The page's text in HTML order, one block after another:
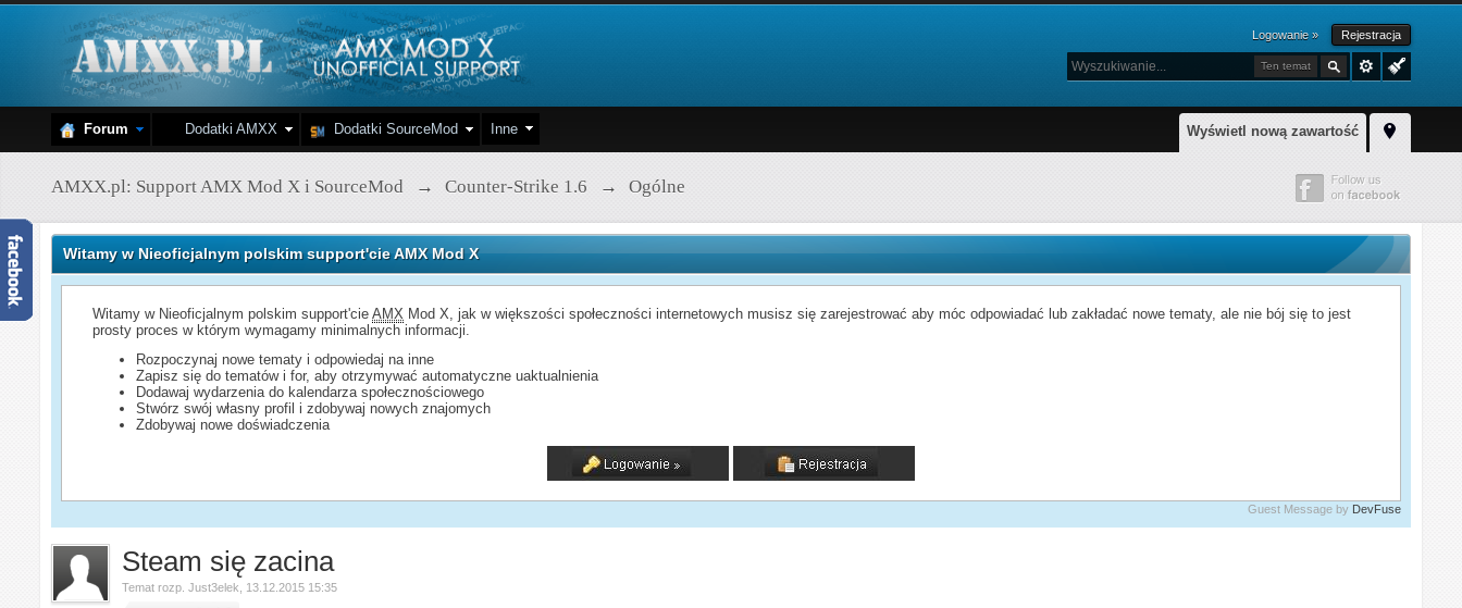
Logowanie » Rejestracja
Ten temat
Wyświetl nową zawartość
Forum Dodatki AMXX Dodatki SourceMod Inne
AMXX.pl: Support AMX Mod X i SourceMod → Counter-Strike 1.6 → Ogólne
Witamy w Nieoficjalnym polskim support'cie AMX Mod X
Witamy w Nieoficjalnym polskim support'cieAMX Mod X, jak w większości społeczności internetowych musisz się zarejestrować aby móc odpowiadać lub zakładać nowe tematy, ale nie bój się to jest
prosty proces w którym wymagamy minimalnych informacji.
Rozpoczynaj nowe tematy i odpowiedaj na inne
Zapisz się do tematów i for, aby otrzymywać automatyczne uaktualnienia
Dodawaj wydarzenia do kalendarza społecznościowego
Stwórz swój własny profil i zdobywaj nowych znajomych
Zdobywaj nowe doświadczenia
Guest Message by DevFuse
Steam się zacina
Temat rozp.Just3elek
13.12.2015 15:35